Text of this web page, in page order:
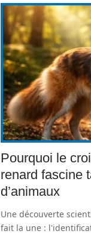
Pourquoi le
renard fascine
d’animaux
Une découverte
fait la une :